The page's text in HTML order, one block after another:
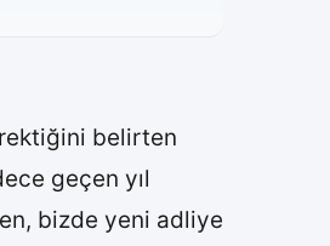
belirten
geçen yıl
bizde yeni adliye